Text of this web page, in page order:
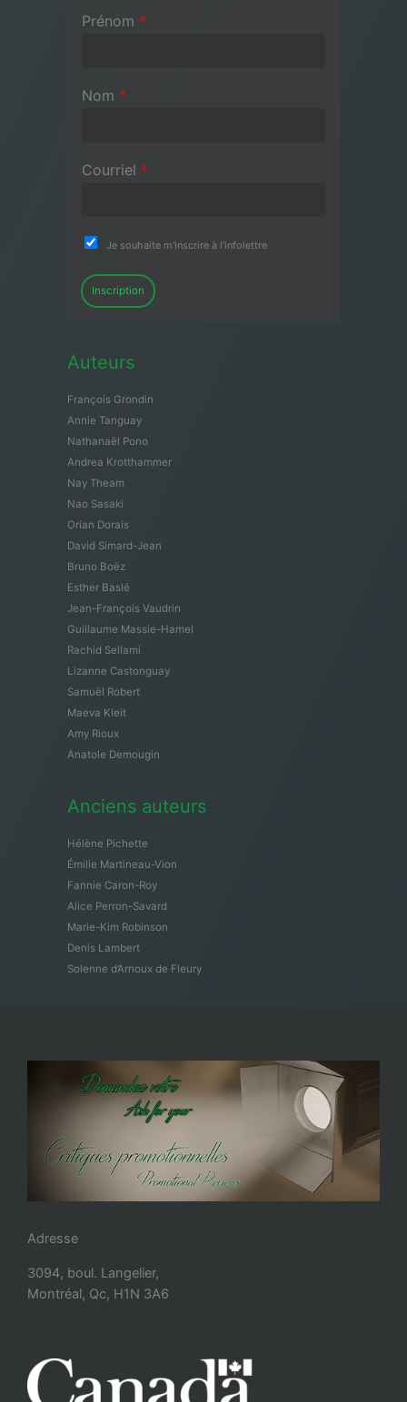
Prénom *
Nom *
Courriel *
Je souhaite m'inscrire à l'infolettre
Inscription
Auteurs
François Grondin
Annie Tanguay
Nathanaël Pono
Andrea Krotthammer
Nay Theam
Nao Sasaki
Orian Dorais
David Simard-Jean
Bruno Boëz
Esther Baslé
Jean-François Vaudrin
Guillaume Massie-Hamel
Rachid Sellami
Lizanne Castonguay
Samuël Robert
Maeva Kleit
Amy Rioux
Anatole Demougin
Anciens auteurs
Hélène Pichette
Émilie Martineau-Vion
Fannie Caron-Roy
Alice Perron-Savard
Marie-Kim Robinson
Denis Lambert
Solenne d’Arnoux de Fleury
Adresse
3094, boul. Langelier,
Montréal, Qc, H1N 3A6